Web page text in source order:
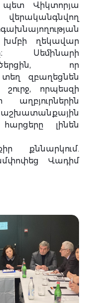
պետ Վիկտորյա
խմբի ղեկավար
Սեմինարի
որ
տեղ զբաղեցնեն
շուրջ, որպեսզի
աղբյուրներին
աշխատանքային
լինեն
քննարկում.
Վադիմ